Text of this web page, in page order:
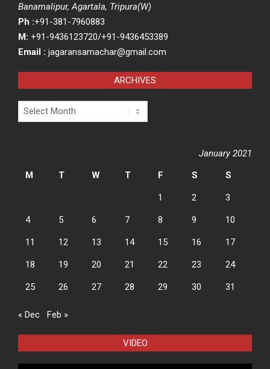
Banamalipur, Agartala, Tripura(W)
Ph :+91-381-7960883
M: +91-9436123720/+91-9436453389
Email : jagaransamachar@gmail.com
ARCHIVES
Archives
January 2021
M
T W T F S S
1 2 3
4 5 6 7 8 9 10
11 12 13 14 15 16 17
18 19 20 21 22 23 24
25 26 27 28 29 30 31
« Dec Feb »
VIDEO